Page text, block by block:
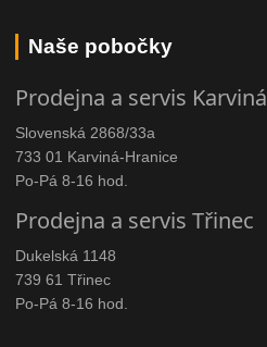
Naše pobočky
Prodejna a servis Karviná
Slovenská 2868/33a
733 01 Karviná-Hranice
Po-Pá 8-16 hod.
Prodejna a servis Třinec
Dukelská 1148
739 61 Třinec
Po-Pá 8-16 hod.